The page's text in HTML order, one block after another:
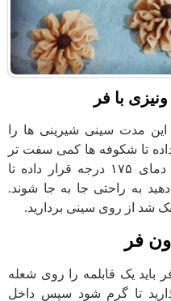
با فر
مدت سینی شیرینی ها را
داده تا شکوفه ها کمی سفت تر
شوند سپس مستیقم داخل فر در دمای ۱۷۵ درجه قرار داده تا
به راحتی جا به جا شوند.
شد از روی سینی بردارید.
فر
یک قابلمه را روی شعله
تا گرم شود سپس داخل